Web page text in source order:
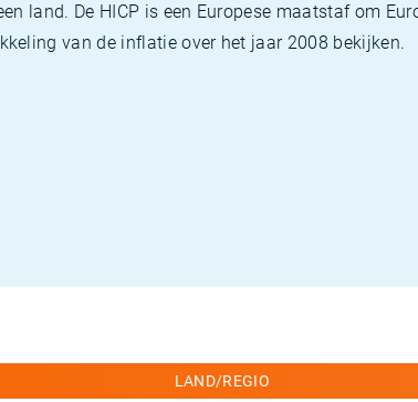
land. De HICP is een Europese maatstaf om
van de inflatie over het jaar 2008 bekijken.
LAND/REGIO